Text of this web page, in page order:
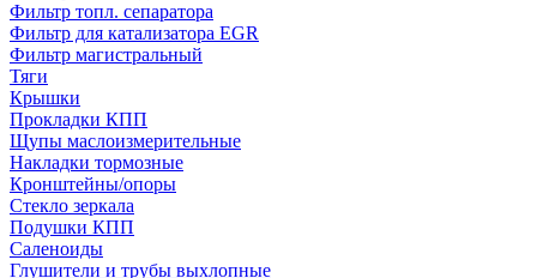
Фильтр топл. сепаратора
Фильтр для катализатора EGR
Фильтр магистральный
Тяги
Крышки
Прокладки КПП
Щупы маслоизмерительные
Накладки тормозные
Кронштейны/опоры
Стекло зеркала
Подушки КПП
Саленоиды
Глушители и трубы выхлопные